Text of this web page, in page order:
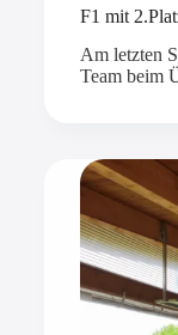
F1 mit
Am letzten
Team beim